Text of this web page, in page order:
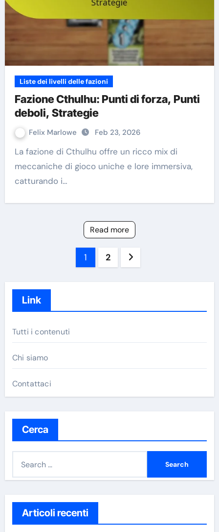
Liste dei livelli delle fazioni
Fazione Cthulhu: Punti di forza, Punti
deboli, Strategie
Felix Marlowe Feb 23, 2026
La fazione di Cthulhu offre un ricco mix di
meccaniche di gioco uniche e lore immersiva,
catturando i…
Read more
1 2
Link
Tutti i contenuti
Chi siamo
Contattaci
Cerca
h
Articoli recenti